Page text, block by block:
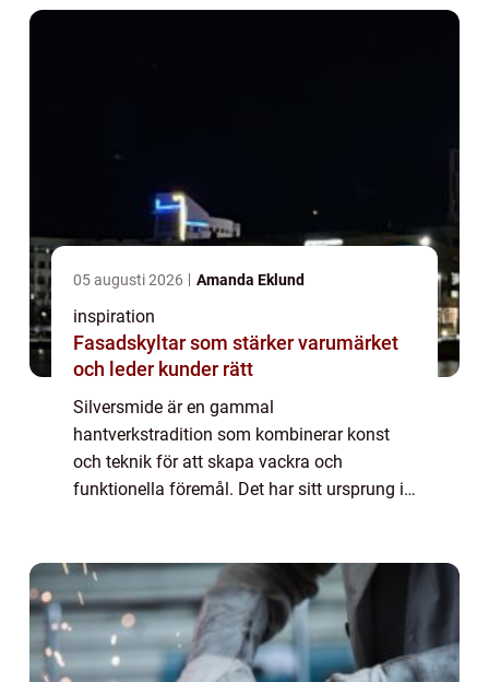
05 augusti 2026 Amanda Eklund
inspiration
Fasadskyltar som stärker varumärket
och leder kunder rätt
Silversmide är en gammal
hantverkstradition som kombinerar konst
och teknik för att skapa vackra och
funktionella föremål. Det har sitt ursprung i